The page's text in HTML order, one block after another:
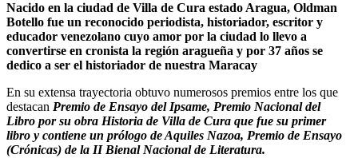
Nacido en la ciudad de Villa de Cura estado Aragua, Oldman
Botello fue un reconocido periodista, historiador, escritor y
educador venezolano cuyo amor por la ciudad lo llevo a
convertirse en cronista la región aragueña y por 37 años se
dedico a ser el historiador de nuestra Maracay
En su extensa trayectoria obtuvo numerosos premios entre los que
destacan Premio de Ensayo del Ipsame, Premio Nacional del
Libro por su obra Historia de Villa de Cura que fue su primer
libro y contiene un prólogo de Aquiles Nazoa, Premio de Ensayo
(Crónicas) de la II Bienal Nacional de Literatura.